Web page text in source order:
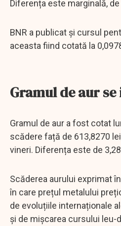
Diferența este marginală,
BNR a publicat și cursul
aceasta fiind cotată la
Gramul de aur
Gramul de aur a fost cotat
scădere față de 613,8270
vineri. Diferența este de
Scăderea aurului exprimat
în care prețul metalului
de evoluțiile internaționale
și de mișcarea cursului leu-